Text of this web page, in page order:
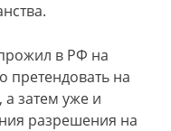
в РФ на
претендовать на
а затем уже и
разрешения на